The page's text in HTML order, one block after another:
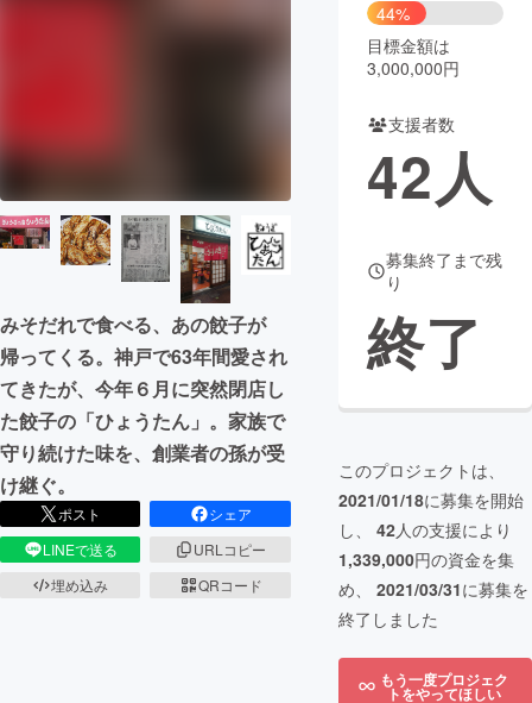
CAMPFIRE Creation
コミュニティ
みそだれで食べる、あの餃子が
帰ってくる。神戸で63年間愛され
てきたが、今年６月に突然閉店し
た餃子の「ひょうたん」。家族で
守り続けた味を、創業者の孫が受
け継ぐ。
ポスト
シェア
LINEで送る
URLコピー
埋め込み
QRコード
44%
目標金額は
3,000,000円
支援者数
42人
募集終了まで残
り
終了
このプロジェクトは、
2021/01/18に募集を開始
し、 42人の支援により
1,339,000円の資金を集
め、 2021/03/31に募集を
終了しました
もう一度プロジェク
トをやってほしい